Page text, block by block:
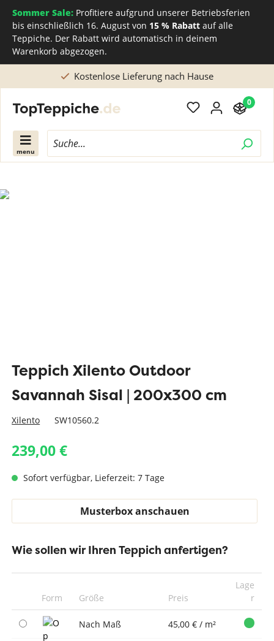
Sommer Sale: Profitiere aufgrund unserer Betriebsferien
bis einschließlich 16. August von 15 % Rabatt auf alle
Teppiche. Der Rabatt wird automatisch in deinem
Warenkorb abgezogen.
Kostenlose Lieferung nach Hause
menu
0
Teppich Xilento Outdoor
Savannah Sisal | 200x300 cm
Xilento SW10560.2
239,00 €
Sofort verfügbar, Lieferzeit: 7 Tage
Musterbox anschauen
Wie sollen wir Ihren Teppich anfertigen?
Form Größe Preis
Lage
r
Nach Maß 45,00 € / m²